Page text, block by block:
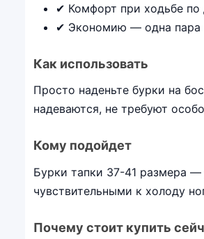
✔ Комфорт при ходьбе
✔ Экономию — одна пара
Как использовать
Просто наденьте бурки на
надеваются, не требуют
Кому подойдет
Бурки тапки 37-41 размера
чувствительными к холоду
Почему стоит купить